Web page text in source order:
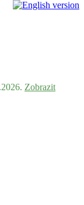
Zobrazit